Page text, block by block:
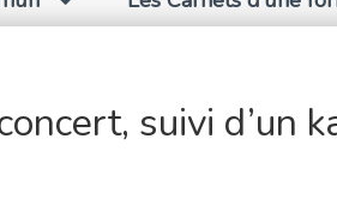
suivi d’un